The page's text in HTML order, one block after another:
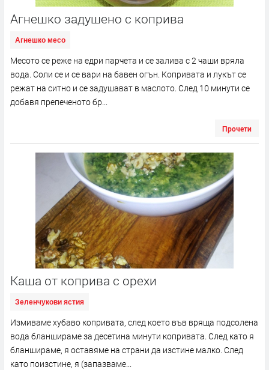
Агнешко задушено с коприва
Агнешко месо
Месото се реже на едри парчета и се залива с 2 чаши вряла
вода. Соли се и се вари на бавен огън. Копривата и лукът се
режат на ситно и се задушават в маслото. След 10 минути се
добавя препеченото бр...
Прочети
Каша от коприва с орехи
Зеленчукови ястия
Измиваме хубаво копривата, след което във вряща подсолена
вода бланшираме за десетина минути копривата. След като я
бланшираме, я оставяме на страни да изстине малко. След
като поизстине, я (запазваме...